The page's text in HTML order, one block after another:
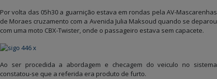
Por volta das 05h30 a guarnição estava em rondas pela AV-Mascarenhas
de Moraes cruzamento com a Avenida Julia Maksoud quando se deparou
com uma moto CBX-Twister, onde o passageiro estava sem capacete.
Ao ser procedida a abordagem e checagem do veiculo no sistema
constatou-se que a referida era produto de furto.